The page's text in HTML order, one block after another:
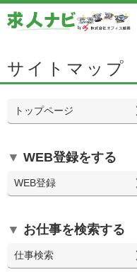
サイトマップ
トップページ
WEB登録をする
WEB登録
お仕事を検索する
仕事検索